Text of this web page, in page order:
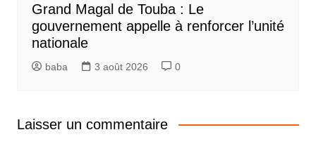
Grand Magal de Touba : Le
gouvernement appelle à renforcer l’unité
nationale
baba 3 août 2026 0
Laisser un commentaire